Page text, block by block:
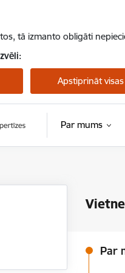
tā izmanto obligāti
Apstiprināt visas
Par mums
Par